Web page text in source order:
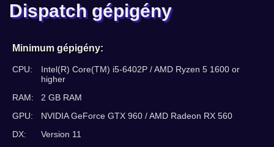
Dispatch gépigény
Minimum gépigény:
CPU:
Intel(R) Core(TM) i5-6402P / AMD Ryzen 5 1600 or
higher
RAM:
2 GB RAM
GPU:
NVIDIA GeForce GTX 960 / AMD Radeon RX 560
DX:
Version 11